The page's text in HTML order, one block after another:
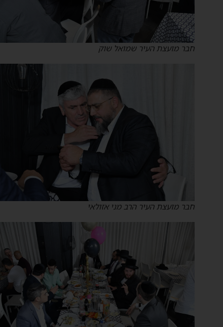
חבר מועצת העיר שמואל שוק
חבר מועצת העיר הרב מני אזולאי